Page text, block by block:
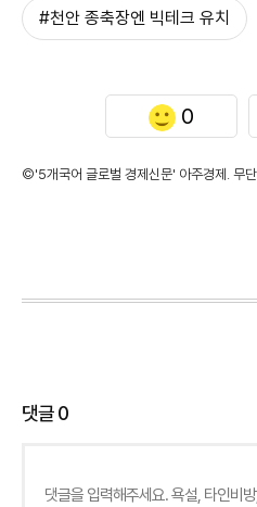
#천안 종축장엔 빅테크 유치
0
©'5개국어 글로벌 경제신문' 아주경제. 무단
댓글0